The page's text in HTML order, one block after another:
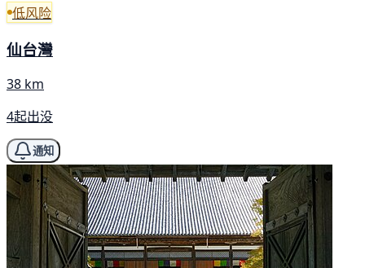
低风险
仙台灣
38 km
4起出没
通知